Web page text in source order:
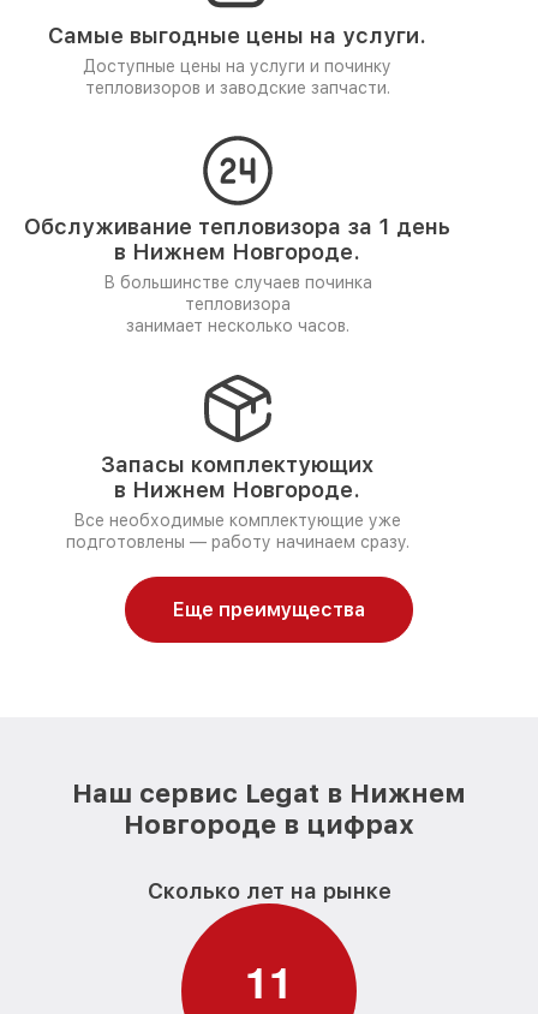
Самые выгодные цены на услуги.
Доступные цены на услуги и починку
тепловизоров и заводские запчасти.
Обслуживание тепловизора за 1 день
в Нижнем Новгороде.
В большинстве случаев починка
тепловизора
занимает несколько часов.
Запасы комплектующих
в Нижнем Новгороде.
Все необходимые комплектующие уже
подготовлены — работу начинаем сразу.
Еще преимущества
Наш сервис Legat в Нижнем
Новгороде в цифрах
Сколько лет на рынке
11